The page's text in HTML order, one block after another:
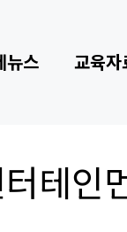
뉴스 교육자
테인